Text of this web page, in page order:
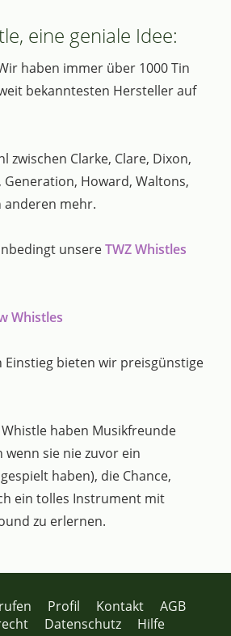
eine geniale Idee:
haben immer über 1000 Tin
bekanntesten Hersteller auf
zwischen Clarke, Clare, Dixon,
Generation, Howard, Waltons,
anderen mehr.
unsereTWZ Whistles
Whistles
Einstieg bieten wir preisgünstige
haben Musikfreunde
wenn sie nie zuvor ein
haben), die Chance,
ein tolles Instrument mit
zu erlernen.
Profil Kontakt
AGB
Datenschutz
Hilfe